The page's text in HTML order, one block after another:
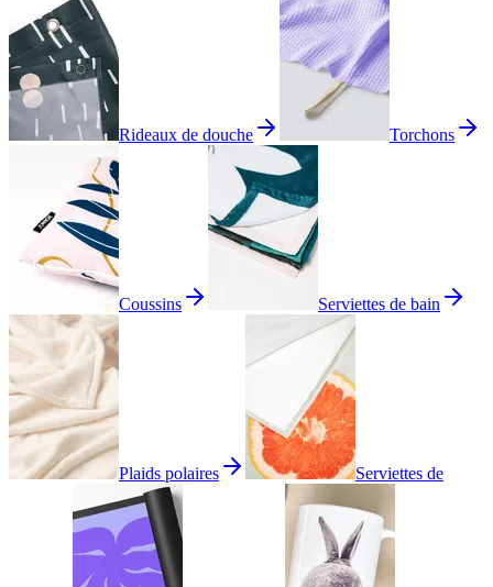
Rideaux de douche Torchons
Coussins Serviettes de bain
Plaids polaires Serviettes de